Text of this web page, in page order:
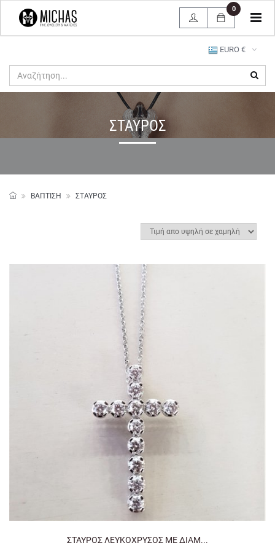
EURO €
0
ΣΤΑΥΡΟΣ
ΒΑΠΤΙΣΗ ΣΤΑΥΡΟΣ
ΣΤΑΥΡΟΣ ΛΕΥΚΟΧΡΥΣΟΣ ΜΕ ΔΙΑΜ...